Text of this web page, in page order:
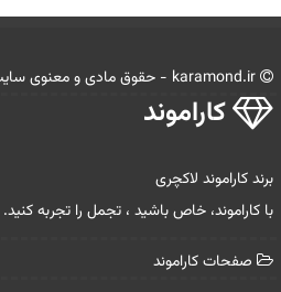
كاراموند
برند کاراموند لاکچری
با کاراموند، خاص باشید ، تجمل را تجربه کنید.
صفحات كاراموند